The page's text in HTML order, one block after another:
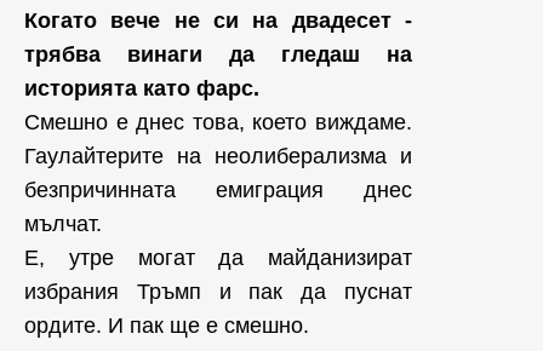
Когато вече не си на двадесет -
трябва винаги да гледаш на
историята като фарс.
Смешно е днес това, което виждаме.
Гаулайтерите на неолиберализма и
безпричинната емиграция днес
мълчат.
Е, утре могат да майданизират
избрания Тръмп и пак да пуснат
ордите. И пак ще е смешно.